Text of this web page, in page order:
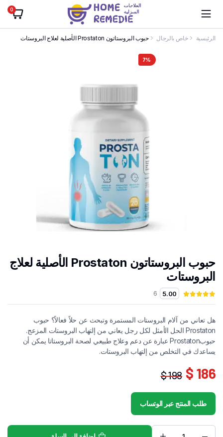
0
الرئيسية خاص بالرجال حبوب البروستاتون Prostaton الأصلية لعلاج البروستات
7%
حبوب البروستاتون Prostaton الأصلية لعلاج
البروستات
5.00
6
هل تعاني من آلام البروستات المستمرة وتبحث عن حلاً فعالاً؟ حبوب
Prostaton الحل الأمثل لكل رجل يعاني من إلتهاب البروستات المزعج.
حبوبProstaton عبارة عن دعم وعلاج طبيعي لصحة البروستاتا يمكن أن
يساعدك في التخلص من إلتهاب البروستات.
198 $
الأصلي
هو:
198 $.
186 $
الحالي
هو:
186 $.
طلب المنتج عبر الوتساب